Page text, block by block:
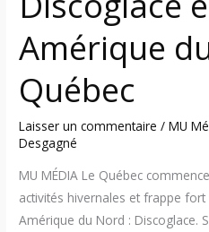
Amérique
Québec
Laisser un commentaire /MU
Desgagné
MU MÉDIA Le Québec
activités hivernales et frappe
Amérique du Nord : Discoglace.